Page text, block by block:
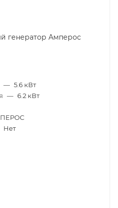
генератор Амперос
— 5.6 кВт
— 6.2 кВт
Нет